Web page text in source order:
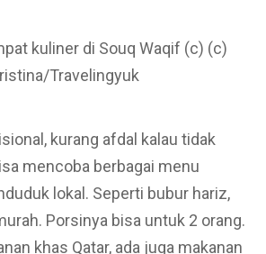
kuliner di Souq Waqif (c) (c)
Travelingyuk
kurang afdal kalau tidak
mencoba berbagai menu
lokal. Seperti bubur hariz,
Porsinya bisa untuk 2 orang.
khas Qatar, ada juga makanan